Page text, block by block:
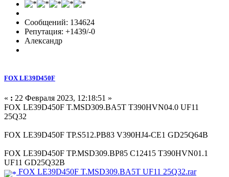
Сообщений: 134624
Репутация: +1439/-0
Александр
FOX LE39D450F
« : 22 Февраля 2023, 12:18:51 »
FOX LE39D450F T.MSD309.BA5T T390HVN04.0 UF11
25Q32
FOX LE39D450F TP.S512.PB83 V390HJ4-CE1 GD25Q64B
FOX LE39D450F TP.MSD309.BP85 C12415 T390HVN01.1
UF11 GD25Q32B
FOX LE39D450F T.MSD309.BA5T UF11 25Q32.rar